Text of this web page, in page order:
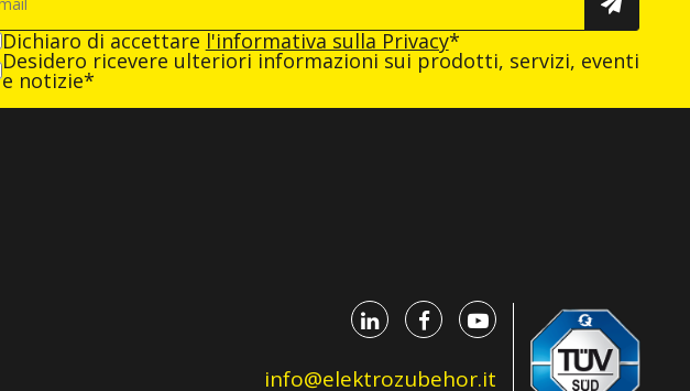
Dichiaro di accettare l'informativa sulla Privacy*
Desidero ricevere ulteriori informazioni sui prodotti, servizi, eventi
e notizie*
info@elektrozubehor.it